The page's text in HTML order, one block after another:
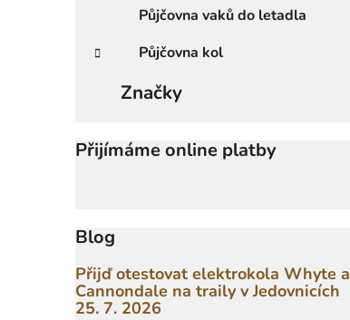
Půjčovna vaků do letadla
Půjčovna kol
Značky
Přijímáme online platby
Blog
Přijď otestovat elektrokola Whyte a
Cannondale na traily v Jedovnicích
25. 7. 2026